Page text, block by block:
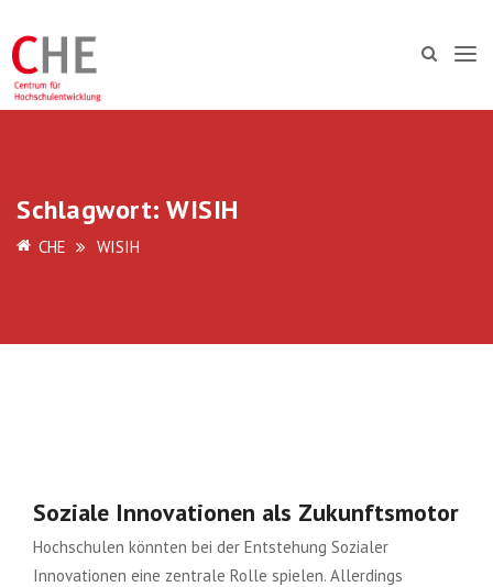
Schlagwort: WISIH
CHE WISIH
Soziale Innovationen als Zukunftsmotor
Hochschulen könnten bei der Entstehung Sozialer
Innovationen eine zentrale Rolle spielen. Allerdings